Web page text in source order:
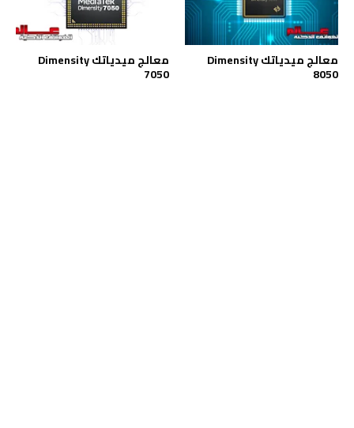
معالج ميدياتك Dimensity
8050
معالج ميدياتك Dimensity
7050